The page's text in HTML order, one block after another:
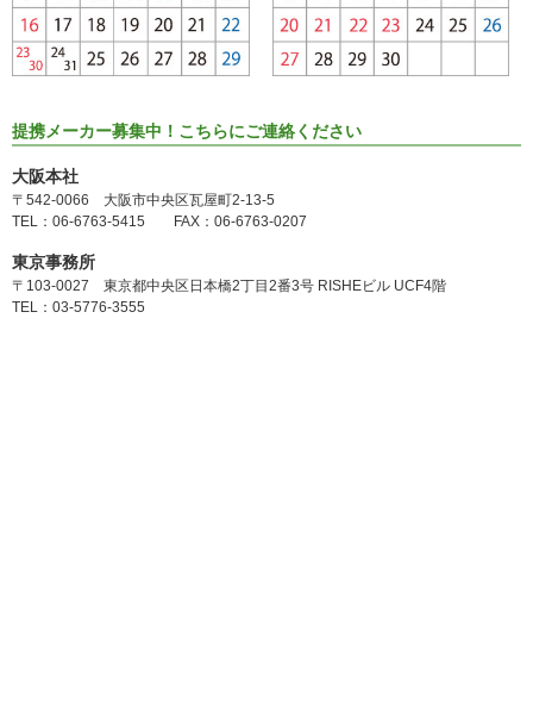
提携メーカー募集中！こちらにご連絡ください
大阪本社
〒542-0066 大阪市中央区瓦屋町2-13-5
TEL：06-6763-5415 FAX：06-6763-0207
東京事務所
〒103-0027 東京都中央区日本橋2丁目2番3号 RISHEビル UCF4階
TEL：03-5776-3555